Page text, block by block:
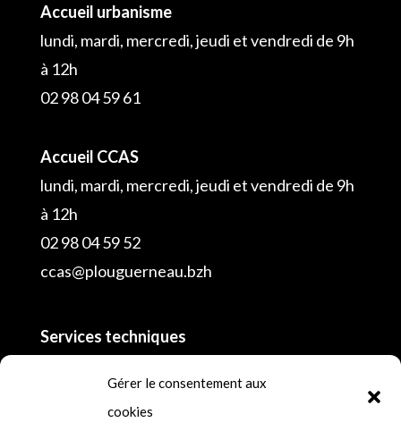
Gérer le consentement aux
cookies
Accueil urbanisme
lundi, mardi, mercredi, jeudi et vendredi de 9h
à 12h
02 98 04 59 61
Accueil CCAS
lundi, mardi, mercredi, jeudi et vendredi de 9h
à 12h
02 98 04 59 52
ccas@plouguerneau.bzh
Services techniques